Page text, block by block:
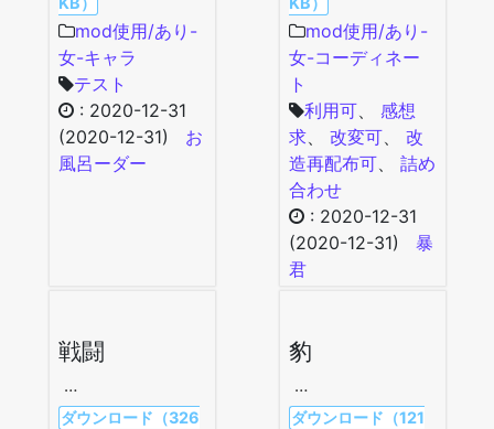
mod使用/あり-
女-キャラ
テスト
: 2020-12-31
(2020-12-31)
お
風呂ーダー
mod使用/あり-
女-コーディネー
ト
利用可、 感想
求、 改変可、 改
造再配布可、 詰め
合わせ
: 2020-12-31
(2020-12-31)
暴
君
戦闘
…
ダウンロード（326
豹
…
ダウンロード（121